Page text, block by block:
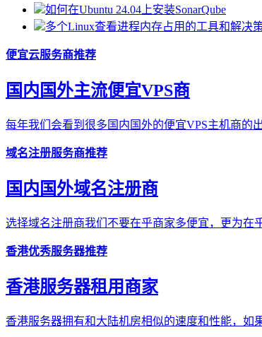
如何在Ubuntu 24.04上安装SonarQube
多个Linux查看进程内存占用的工具和解决
便宜云服务商推荐
国内国外主流便宜VPS商
每年我们会看到很多国内国外的便宜VPS主机商的
域名注册服务商推荐
国内国外域名注册商
选择域名注册商我们不要在乎商家多便宜，更为在
香港优秀服务器推荐
香港服务器租用商家
香港服务器拥有和大陆机房相似的速度和性能，如